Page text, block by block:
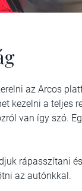
az Arcos
kezelni a teljes
van így szó.
rápasszítani
az autónkkal.